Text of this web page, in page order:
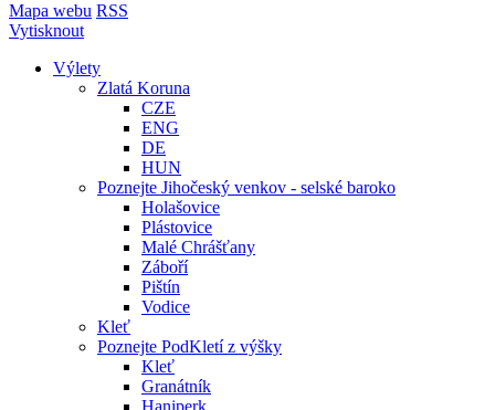
Mapa webu RSS
Vytisknout
Výlety
Zlatá Koruna
CZE
ENG
DE
HUN
Poznejte Jihočeský venkov - selské baroko
Holašovice
Plástovice
Malé Chrášťany
Záboří
Pištín
Vodice
Kleť
Poznejte PodKletí z výšky
Kleť
Granátník
Haniperk